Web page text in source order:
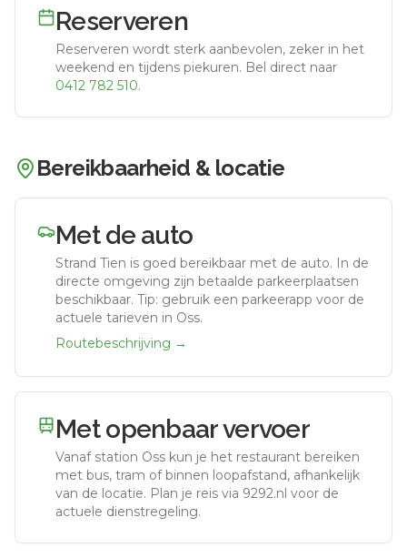
Reserveren
Reserveren wordt sterk aanbevolen, zeker in het
weekend en tijdens piekuren. Bel direct naar
0412 782 510.
Bereikbaarheid & locatie
Met de auto
Strand Tien is goed bereikbaar met de auto. In de
directe omgeving zijn betaalde parkeerplaatsen
beschikbaar. Tip: gebruik een parkeerapp voor de
actuele tarieven in Oss.
Routebeschrijving →
Met openbaar vervoer
Vanaf station Oss kun je het restaurant bereiken
met bus, tram of binnen loopafstand, afhankelijk
van de locatie. Plan je reis via 9292.nl voor de
actuele dienstregeling.